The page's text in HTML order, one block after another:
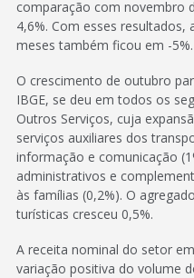
comparação com novembro
4,6%. Com esses
meses também ficou em -5%.
O crescimento de outubro
IBGE, se deu em todos os
Outros Serviços, cuja
serviços auxiliares dos
informação e comunicação
administrativos e
às famílias (0,2%). O
turísticas cresceu 0,5%.
A receita nominal do setor
variação positiva do volume